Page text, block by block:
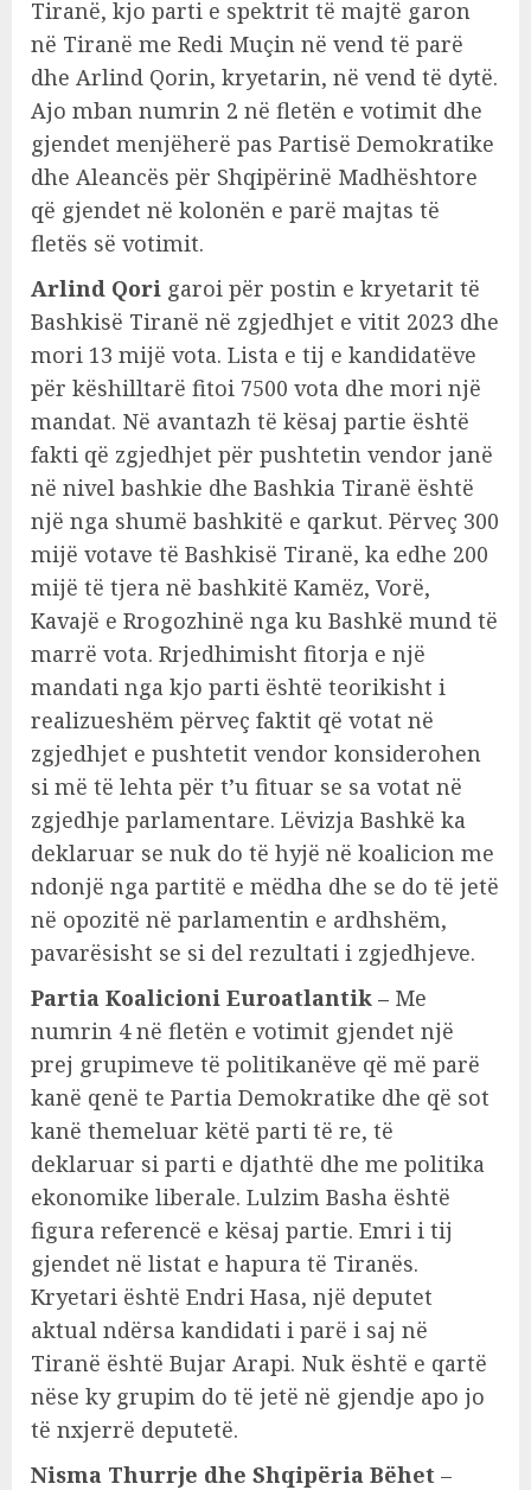
Tiranë, kjo parti e spektrit të majtë garon
në Tiranë me Redi Muçin në vend të parë
dhe Arlind Qorin, kryetarin, në vend të dytë.
Ajo mban numrin 2 në fletën e votimit dhe
gjendet menjëherë pas Partisë Demokratike
dhe Aleancës për Shqipërinë Madhështore
që gjendet në kolonën e parë majtas të
fletës së votimit.
Arlind Qori garoi për postin e kryetarit të
Bashkisë Tiranë në zgjedhjet e vitit 2023 dhe
mori 13 mijë vota. Lista e tij e kandidatëve
për këshilltarë fitoi 7500 vota dhe mori një
mandat. Në avantazh të kësaj partie është
fakti që zgjedhjet për pushtetin vendor janë
në nivel bashkie dhe Bashkia Tiranë është
një nga shumë bashkitë e qarkut. Përveç 300
mijë votave të Bashkisë Tiranë, ka edhe 200
mijë të tjera në bashkitë Kamëz, Vorë,
Kavajë e Rrogozhinë nga ku Bashkë mund të
marrë vota. Rrjedhimisht fitorja e një
mandati nga kjo parti është teorikisht i
realizueshëm përveç faktit që votat në
zgjedhjet e pushtetit vendor konsiderohen
si më të lehta për t’u fituar se sa votat në
zgjedhje parlamentare. Lëvizja Bashkë ka
deklaruar se nuk do të hyjë në koalicion me
ndonjë nga partitë e mëdha dhe se do të jetë
në opozitë në parlamentin e ardhshëm,
pavarësisht se si del rezultati i zgjedhjeve.
Partia Koalicioni Euroatlantik – Me
numrin 4 në fletën e votimit gjendet një
prej grupimeve të politikanëve që më parë
kanë qenë te Partia Demokratike dhe që sot
kanë themeluar këtë parti të re, të
deklaruar si parti e djathtë dhe me politika
ekonomike liberale. Lulzim Basha është
figura referencë e kësaj partie. Emri i tij
gjendet në listat e hapura të Tiranës.
Kryetari është Endri Hasa, një deputet
aktual ndërsa kandidati i parë i saj në
Tiranë është Bujar Arapi. Nuk është e qartë
nëse ky grupim do të jetë në gjendje apo jo
të nxjerrë deputetë.
Nisma Thurrje dhe Shqipëria Bëhet –